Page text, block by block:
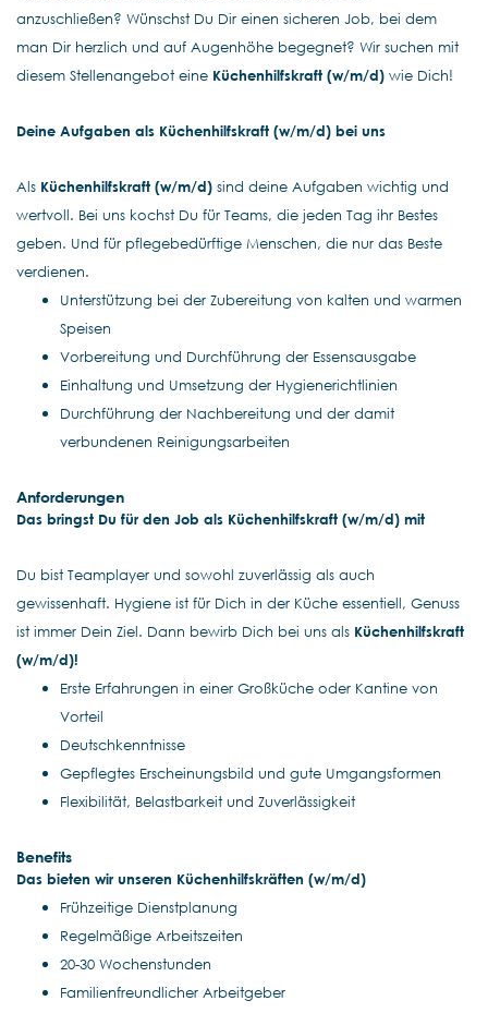
anzuschließen? Wünschst Du Dir einen sicheren Job, bei dem
man Dir herzlich und auf Augenhöhe begegnet? Wir suchen mit
diesem Stellenangebot eine Küchenhilfskraft (w/m/d) wie Dich!
Deine Aufgaben als Küchenhilfskraft (w/m/d) bei uns
Als Küchenhilfskraft (w/m/d) sind deine Aufgaben wichtig und
wertvoll. Bei uns kochst Du für Teams, die jeden Tag ihr Bestes
geben. Und für pflegebedürftige Menschen, die nur das Beste
verdienen.
Unterstützung bei der Zubereitung von kalten und warmen
Speisen
Vorbereitung und Durchführung der Essensausgabe
Einhaltung und Umsetzung der Hygienerichtlinien
Durchführung der Nachbereitung und der damit
verbundenen Reinigungsarbeiten
Anforderungen
Das bringst Du für den Job als Küchenhilfskraft (w/m/d) mit
Du bist Teamplayer und sowohl zuverlässig als auch
gewissenhaft. Hygiene ist für Dich in der Küche essentiell, Genuss
ist immer Dein Ziel. Dann bewirb Dich bei uns als Küchenhilfskraft
(w/m/d)!
Erste Erfahrungen in einer Großküche oder Kantine von
Vorteil
Deutschkenntnisse
Gepflegtes Erscheinungsbild und gute Umgangsformen
Flexibilität, Belastbarkeit und Zuverlässigkeit
Benefits
Das bieten wir unseren Küchenhilfskräften (w/m/d)
Frühzeitige Dienstplanung
Regelmäßige Arbeitszeiten
20-30 Wochenstunden
Familienfreundlicher Arbeitgeber